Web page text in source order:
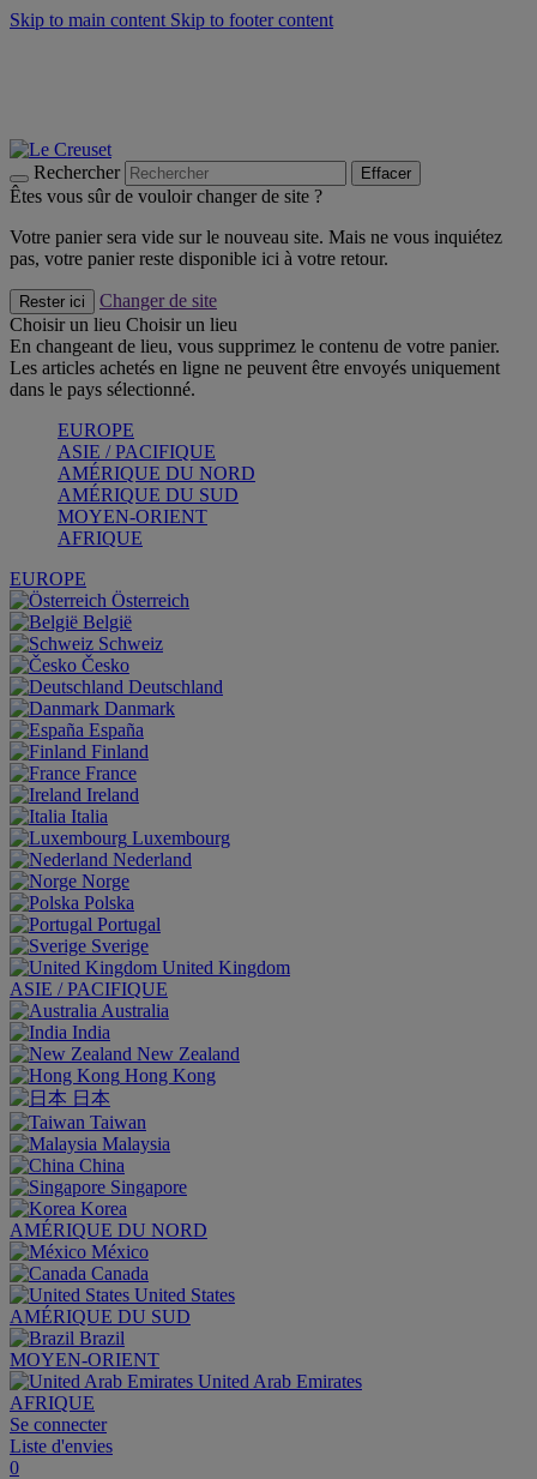
Skip to main content Skip to footer content
Rechercher Effacer
Êtes vous sûr de vouloir changer de site ?
Votre panier sera vide sur le nouveau site. Mais ne vous inquiétez
pas, votre panier reste disponible ici à votre retour.
Rester ici
Changer de site
Choisir un lieu Choisir un lieu
En changeant de lieu, vous supprimez le contenu de votre panier.
Les articles achetés en ligne ne peuvent être envoyés uniquement
dans le pays sélectionné.
EUROPE
ASIE / PACIFIQUE
AMÉRIQUE DU NORD
AMÉRIQUE DU SUD
MOYEN-ORIENT
AFRIQUE
EUROPE
Österreich
België
Schweiz
Česko
Deutschland
Danmark
España
Finland
France
Ireland
Italia
Luxembourg
Nederland
Norge
Polska
Portugal
Sverige
United Kingdom
ASIE / PACIFIQUE
Australia
India
New Zealand
Hong Kong
日本
Taiwan
Malaysia
China
Singapore
Korea
AMÉRIQUE DU NORD
México
Canada
United States
AMÉRIQUE DU SUD
Brazil
MOYEN-ORIENT
United Arab Emirates
AFRIQUE
Se connecter
Liste d'envies
0